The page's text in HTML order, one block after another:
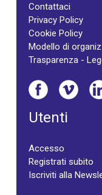
Contattaci
Privacy Policy
Cookie Policy
Modello di
Trasparenza -
Utenti
Accesso
Registrati subito
Iscriviti alla